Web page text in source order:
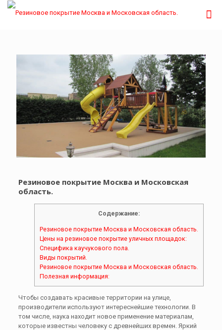
Резиновое покрытие Москва и Московская
область.
Содержание:
Резиновое покрытие Москва и Московская область.
Цены на резиновое покрытие уличных площадок:
Специфика каучукового пола.
Виды покрытий.
Резиновое покрытие Москва и Московская область.
Полезная информация:
Чтобы создавать красивые территории на улице,
производители используют интереснейшие технологии. В
том числе, наука находит новое применение материалам,
которые известны человеку с древнейших времен. Яркий